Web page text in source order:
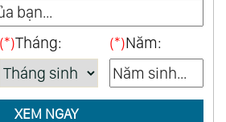
(*)Tháng: (*)Năm:
XEM NGAY